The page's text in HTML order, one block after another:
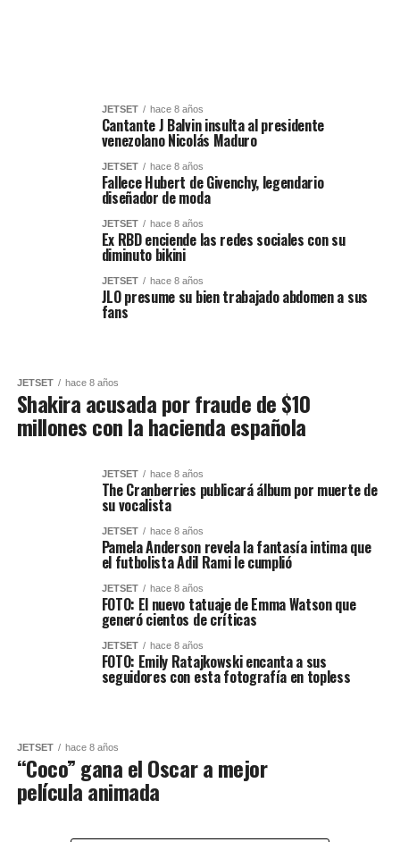
JETSET hace 8 años
Cantante J Balvin insulta al presidente
venezolano Nicolás Maduro
JETSET hace 8 años
Fallece Hubert de Givenchy, legendario
diseñador de moda
JETSET hace 8 años
Ex RBD enciende las redes sociales con su
diminuto bikini
JETSET hace 8 años
JLO presume su bien trabajado abdomen a sus
fans
JETSET hace 8 años
Shakira acusada por fraude de $10
millones con la hacienda española
JETSET hace 8 años
The Cranberries publicará álbum por muerte de
su vocalista
JETSET hace 8 años
Pamela Anderson revela la fantasía intima que
el futbolista Adil Rami le cumplió
JETSET hace 8 años
FOTO: El nuevo tatuaje de Emma Watson que
generó cientos de críticas
JETSET hace 8 años
FOTO: Emily Ratajkowski encanta a sus
seguidores con esta fotografía en topless
JETSET hace 8 años
“Coco” gana el Oscar a mejor
película animada